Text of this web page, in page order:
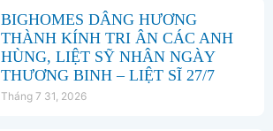
BIGHOMES DÂNG HƯƠNG
THÀNH KÍNH TRI ÂN CÁC ANH
HÙNG, LIỆT SỸ NHÂN NGÀY
THƯƠNG BINH – LIỆT SĨ 27/7
Tháng 7 31, 2026